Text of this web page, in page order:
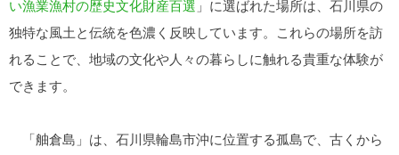
い漁業漁村の歴史文化財産百選 」に選ばれた場所は、石川県の
独特な風土と伝統を色濃く反映しています。これらの場所を訪
れることで、地域の文化や人々の暮らしに触れる貴重な体験が
できます。
「舳倉島」は、石川県輪島市沖に位置する孤島で、古くから